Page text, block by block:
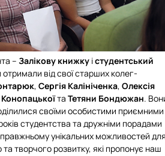
– Залікову книжку істудентський
від свої старших колег-
, Сергія Калініченка, Олексія
Конопацькоїта Тетяни Бондюжан.
своїми особистими приємними
студентства та дружніми порадами
унікальних можливостей
творчого розвитку, які пропонує наш